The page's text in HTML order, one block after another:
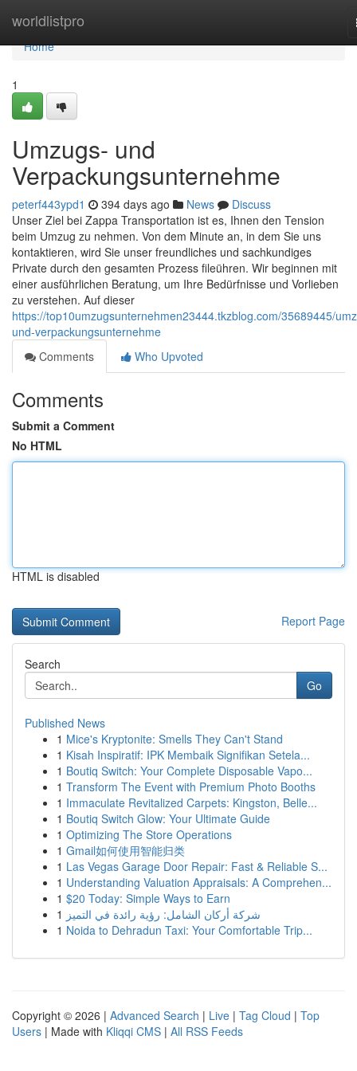
worldlistpro
Home
Home
1
Umzugs- und
Verpackungsunternehme
peterf443ypd1 394 days ago News
Discuss
Unser Ziel bei Zappa Transportation ist es, Ihnen den Tension
beim Umzug zu nehmen. Von dem Minute an, in dem Sie uns
kontaktieren, wird Sie unser freundliches und sachkundiges
Private durch den gesamten Prozess fileühren. Wir beginnen mit
einer ausführlichen Beratung, um Ihre Bedürfnisse und Vorlieben
zu verstehen. Auf dieser
https://top10umzugsunternehmen23444.tkzblog.com/35689445/
und-verpackungsunternehme
Comments
Who Upvoted
Comments
Submit a Comment
No HTML
HTML is disabled
Report Page
Search
Go
Published News
1 Mice's Kryptonite: Smells They Can't Stand
1 Kisah Inspiratif: IPK Membaik Signifikan Setela...
1 Boutiq Switch: Your Complete Disposable Vapo...
1 Transform The Event with Premium Photo Booths
1 Immaculate Revitalized Carpets: Kingston, Belle...
1 Boutiq Switch Glow: Your Ultimate Guide
1 Optimizing The Store Operations
1 Gmail如何使用智能归类
1 Las Vegas Garage Door Repair: Fast & Reliable S...
1 Understanding Valuation Appraisals: A Comprehen...
1 $20 Today: Simple Ways to Earn
1 شركة أركان الشامل: رؤية رائدة في التميز
1 Noida to Dehradun Taxi: Your Comfortable Trip...
Copyright © 2026 | Advanced Search | Live | Tag Cloud | Top
Users | Made with Kliqqi CMS | All RSS Feeds